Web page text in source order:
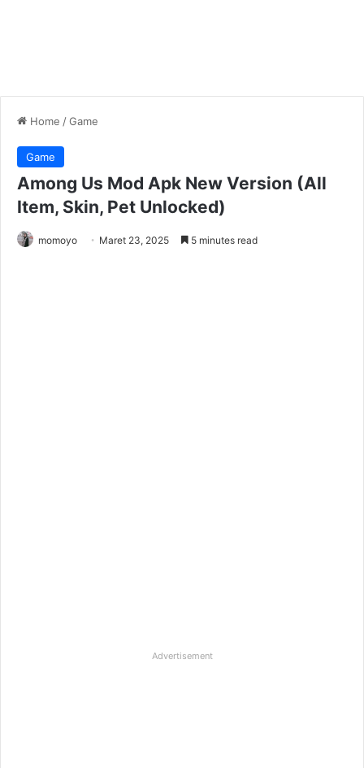
Home /Game
Game
Among Us Mod Apk New Version (All
Item, Skin, Pet Unlocked)
momoyo Maret 23, 2025 5 minutes read
Advertisement